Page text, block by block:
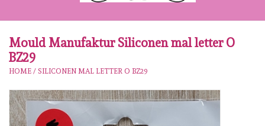
Crealies
Workshops
Mould Manufaktur Siliconen mal letter O
BZ29
HOME / SILICONEN MAL LETTER O BZ29